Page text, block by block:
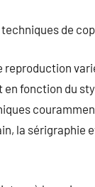
de
reproduction
fonction du
la sérigraphie